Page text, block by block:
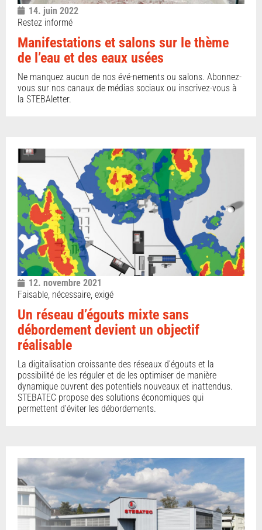
14. juin 2022
Restez informé
Manifestations et salons sur le thème
de l’eau et des eaux usées
Ne manquez aucun de nos évé-nements ou salons. Abonnez-
vous sur nos canaux de médias sociaux ou inscrivez-vous à
la STEBAletter.
12. novembre 2021
Faisable, nécessaire, exigé
Un réseau d’égouts mixte sans
débordement devient un objectif
réalisable
La digitalisation croissante des réseaux d’égouts et la
possibilité de les réguler et de les optimiser de manière
dynamique ouvrent des potentiels nouveaux et inattendus.
STEBATEC propose des solutions économiques qui
permettent d’éviter les débordements.